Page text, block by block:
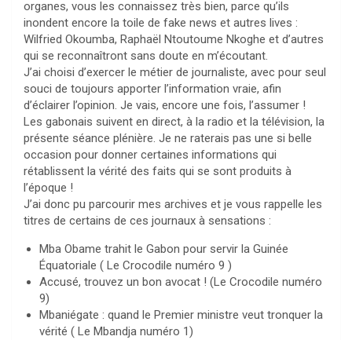
organes, vous les connaissez très bien, parce qu’ils
inondent encore la toile de fake news et autres lives :
Wilfried Okoumba, Raphaël Ntoutoume Nkoghe et d’autres
qui se reconnaîtront sans doute en m’écoutant.
J’ai choisi d’exercer le métier de journaliste, avec pour seul
souci de toujours apporter l’information vraie, afin
d’éclairer l’opinion. Je vais, encore une fois, l’assumer !
Les gabonais suivent en direct, à la radio et la télévision, la
présente séance plénière. Je ne raterais pas une si belle
occasion pour donner certaines informations qui
rétablissent la vérité des faits qui se sont produits à
l’époque !
J’ai donc pu parcourir mes archives et je vous rappelle les
titres de certains de ces journaux à sensations :
Mba Obame trahit le Gabon pour servir la Guinée
Équatoriale ( Le Crocodile numéro 9 )
Accusé, trouvez un bon avocat ! (Le Crocodile numéro
9)
Mbaniégate : quand le Premier ministre veut tronquer la
vérité ( Le Mbandja numéro 1)